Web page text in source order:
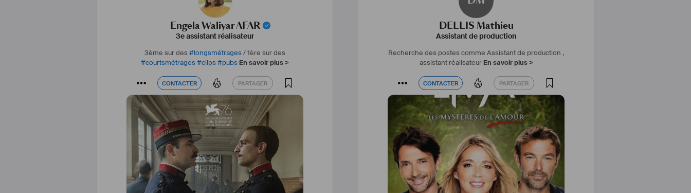
Engela Waliyar AFAR
3e assistant réalisateur
3ème sur des #longsmétrages/1ère sur des
#courtsmétrages#clips#pubs En savoir plus >
CONTACTER PARTAGER
CONTACTER PARTAGER
DELLIS Mathieu
Assistant de production
Recherche des postes comme Assistant de production ,
assistant réalisateur En savoir plus >
CONTACTER PARTAGER
CONTACTER PARTAGER